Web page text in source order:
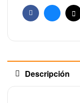
FacebookBlueskyX
Descripción